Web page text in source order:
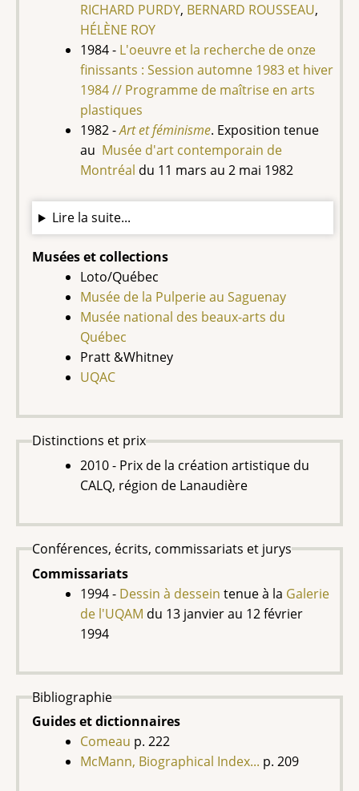
RICHARD PURDY, BERNARD ROUSSEAU,
HÉLÈNE ROY
1984 - L'oeuvre et la recherche de onze
finissants : Session automne 1983 et hiver
1984 // Programme de maîtrise en arts
plastiques
1982 -Art et féminisme. Exposition tenue
au Musée d'art contemporain de
Montréal du 11 mars au 2 mai 1982
Lire la suite...
Musées et collections
Loto/Québec
Musée de la Pulperie au Saguenay
Musée national des beaux-arts du
Québec
Pratt &Whitney
UQAC
Distinctions et prix
2010 - Prix de la création artistique du
CALQ, région de Lanaudière
Conférences, écrits, commissariats et jurys
Commissariats
1994 - Dessin à dessein tenue à la Galerie
de l'UQAM du 13 janvier au 12 février
1994
Bibliographie
Guides et dictionnaires
Comeau p. 222
McMann, Biographical Index... p. 209